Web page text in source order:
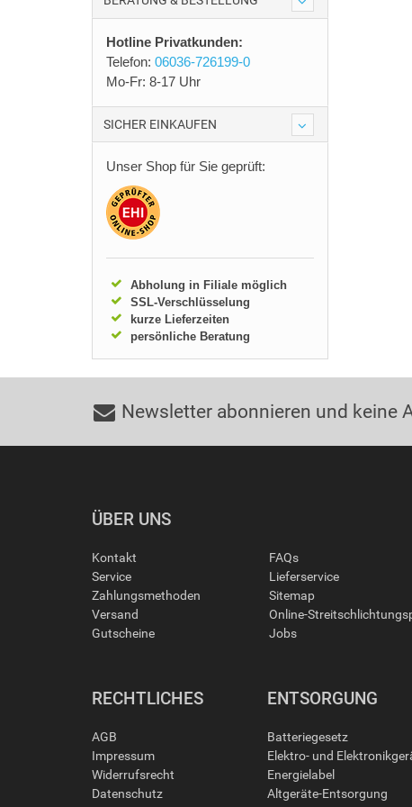
Hotline Privatkunden:
Telefon: 06036-726199-0
Mo-Fr: 8-17 Uhr
SICHER EINKAUFEN
Unser Shop für Sie geprüft:
Abholung in Filiale möglich
SSL-Verschlüsselung
kurze Lieferzeiten
persönliche Beratung
Newsletter abonnieren und keine
ÜBER UNS
Kontakt
Service
Zahlungsmethoden
Versand
Gutscheine
FAQs
Lieferservice
Sitemap
Online-
Jobs
RECHTLICHES
AGB
Impressum
Widerrufsrecht
Datenschutz
ENTSORGUNG
Batteriegesetz
Elektro- und
Energielabel
Altgeräte-Entsorgung